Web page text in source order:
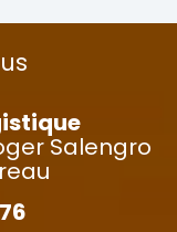
Salengro